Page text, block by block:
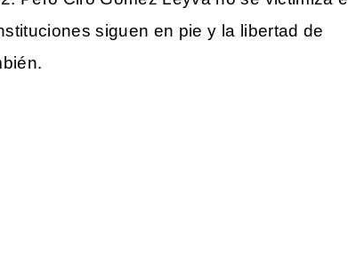
siguen en pie y la libertad de
EDICIÓN ESPAÑA
SUSCRÍBETE